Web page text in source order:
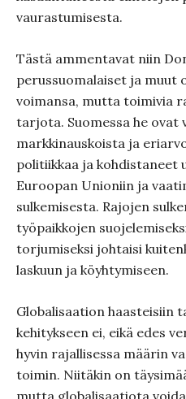
vaurastumisesta.
Tästä ammentavat niin
perussuomalaiset ja muut
voimansa, mutta toimivia
tarjota. Suomessa he ovat
markkinauskoista ja
politiikkaa ja kohdistaneet
Euroopan Unioniin ja
sulkemisesta. Rajojen
työpaikkojen
torjumiseksi johtaisi
laskuun ja köyhtymiseen.
Globalisaation haasteisiin
kehitykseen ei, eikä edes
hyvin rajallisessa määrin
toimin. Niitäkin on
mutta globalisaatiota